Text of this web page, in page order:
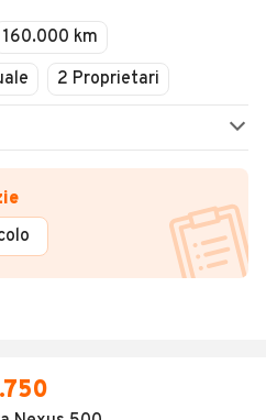
160.000 km
2 Proprietari